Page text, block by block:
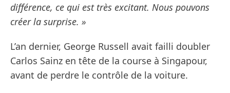
différence, ce qui est très excitant. Nous pouvons
créer la surprise. »
L’an dernier, George Russell avait failli doubler
Carlos Sainz en tête de la course à Singapour,
avant de perdre le contrôle de la voiture.